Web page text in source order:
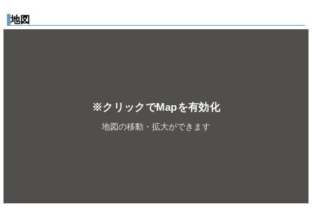
地図
※クリックでMapを有効化
地図の移動・拡大ができます